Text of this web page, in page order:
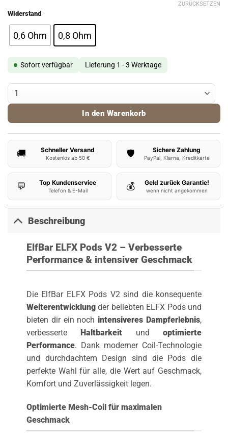
Widerstand
0,6 Ohm 0,8 Ohm
ZURÜCKSETZEN
Sofort verfügbar Lieferung 1 - 3 Werktage
ElfBar ELFX Pods V2 Menge
In den Warenkorb
🚚 Schneller Versand
Kostenlos ab 50 € 🛡️ Sichere Zahlung
PayPal, Klarna, Kreditkarte
💬 Top Kundenservice
Telefon & E-Mail 💰 Geld zurück Garantie!
wenn nicht angekommen
Beschreibung
ElfBar ELFX Pods V2 – Verbesserte
Performance & intensiver Geschmack
Die ElfBar ELFX Pods V2 sind die konsequente
Weiterentwicklungder beliebten ELFX Pods und
bieten dir ein nochintensiveres Dampferlebnis,
verbesserte
Haltbarkeit undoptimierte
Performance. Dank moderner Coil-Technologie
und durchdachtem Design sind die Pods die
perfekte Wahl für alle, die Wert auf Geschmack,
Komfort und Zuverlässigkeit legen.
Optimierte Mesh-Coil für maximalen
Geschmack